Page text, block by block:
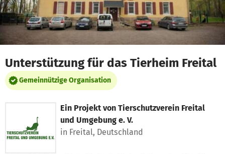
Unterstützung für das Tierheim Freital
Gemeinnützige Organisation
Ein Projekt von Tierschutzverein Freital
und Umgebung e. V.
in Freital, Deutschland